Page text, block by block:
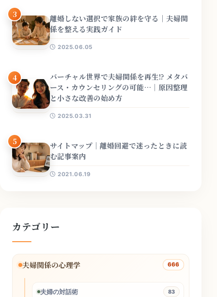
3
離婚しない選択で家族の絆を守る｜夫婦関
係を整える実践ガイド
2025.06.05
4
バーチャル世界で夫婦関係を再生!? メタバ
ース・カウンセリングの可能…｜原因整理
と小さな改善の始め方
2025.03.31
5
サイトマップ｜離婚回避で迷ったときに読
む記事案内
2021.06.19
カテゴリー
夫婦関係の心理学 666
夫婦の対話術 83